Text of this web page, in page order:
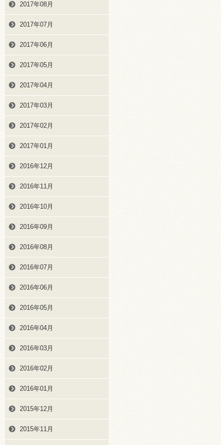
2017年08月
2017年07月
2017年06月
2017年05月
2017年04月
2017年03月
2017年02月
2017年01月
2016年12月
2016年11月
2016年10月
2016年09月
2016年08月
2016年07月
2016年06月
2016年05月
2016年04月
2016年03月
2016年02月
2016年01月
2015年12月
2015年11月